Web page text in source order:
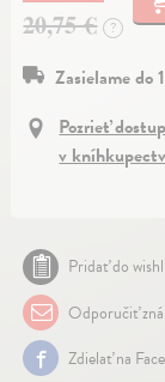
20,75 €
?
Zasielame do
Pozrieť
v
Pridať do
Odporučiť
Zdielať na